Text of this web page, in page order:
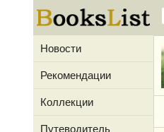
Новости
Рекомендации
Коллекции
Путеводитель